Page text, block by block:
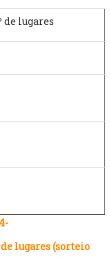
de lugares
lugares (sorteio